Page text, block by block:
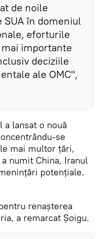
de noile
în domeniul
eforturile
importante
deciziile
ale OMC",
a lansat o nouă
se
mai multor țări,
numit China, Iranul
potențiale.
renașterea
a remarcat Șoigu.